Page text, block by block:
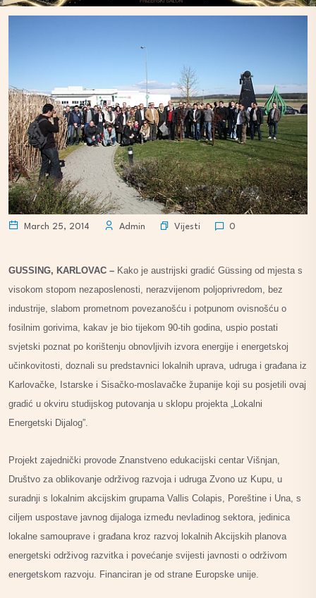
March 25, 2014 Admin Vijesti 0
GUSSING, KARLOVAC – Kako je austrijski gradić Güssing od mjesta s
visokom stopom nezaposlenosti, nerazvijenom poljoprivredom, bez
industrije, slabom prometnom povezanošću i potpunom ovisnošću o
fosilnim gorivima, kakav je bio tijekom 90-tih godina, uspio postati
svjetski poznat po korištenju obnovljivih izvora energije i energetskoj
učinkovitosti, doznali su predstavnici lokalnih uprava, udruga i građana iz
Karlovačke, Istarske i Sisačko-moslavačke županije koji su posjetili ovaj
gradić u okviru studijskog putovanja u sklopu projekta „Lokalni
Energetski Dijalog”.
Projekt zajednički provode Znanstveno edukacijski centar Višnjan,
Društvo za oblikovanje održivog razvoja i udruga Zvono uz Kupu, u
suradnji s lokalnim akcijskim grupama Vallis Colapis, Poreštine i Una, s
ciljem uspostave javnog dijaloga između nevladinog sektora, jedinica
lokalne samouprave i građana kroz razvoj lokalnih Akcijskih planova
energetski održivog razvitka i povećanje svijesti javnosti o održivom
energetskom razvoju. Financiran je od strane Europske unije.